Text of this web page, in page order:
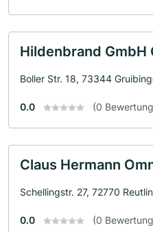
Hildenbrand
Boller Str. 18, 73344
0.0 (0
Claus Hermann
Schellingstr. 27, 72770
0.0 (0